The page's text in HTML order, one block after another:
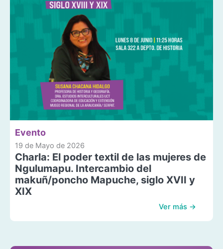
Evento
19 de Mayo de 2026
Charla: El poder textil de las mujeres de
Ngulumapu. Intercambio del
makuñ/poncho Mapuche, siglo XVII y
XIX
Ver más →